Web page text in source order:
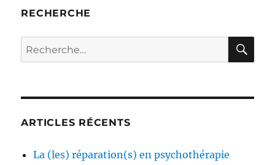
RECHERCHE
Recherche
pour :
ARTICLES RÉCENTS
La (les) réparation(s) en psychothérapie